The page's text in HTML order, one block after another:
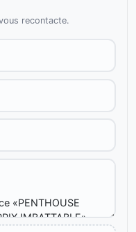
recontacte.